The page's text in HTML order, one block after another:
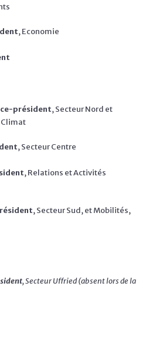
, Economie
président, Secteur Nord et
, Secteur Centre
, Relations et Activités
, Secteur Sud, et Mobilités,
, Secteur Uffried (absent lors de la